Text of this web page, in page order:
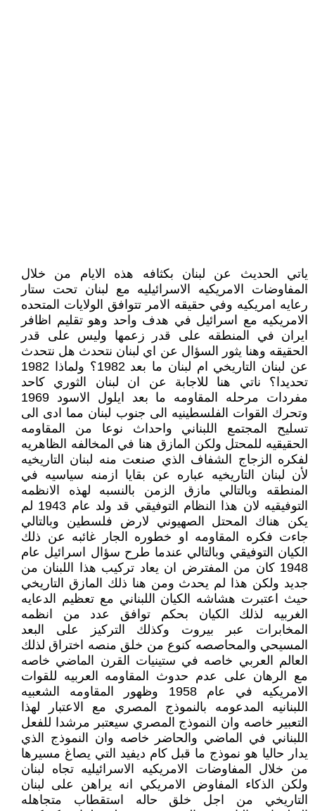
ياتي الحديث عن لبنان بكثافه هذه الايام من خلال
المفاوضات الامريكيه الاسرائيليه مع لبنان تحت ستار
رعايه امريكيه وفي حقيقه الامر تتوافق الولايات المتحده
الامريكيه مع اسرائيل في هدف واحد وهو تقليم اظافر
ايران في المنطقه على قدر زعمها وليس على قدر
الحقيقه وهنا يثور السؤال عن اي لبنان نتحدث هل نتحدث
عن لبنان التاريخي ام لبنان ما بعد 1982؟ ولماذا 1982
تحديدا؟ ناتي هنا للاجابة عن ان لبنان الثوري كاحد
مفردات مرحله المقاومه ما بعد ايلول الاسود 1969
وتحرك القوات الفلسطينيه الى جنوب لبنان مما ادى الى
تسليح المجتمع اللبناني واحداث نوعا من المقاومه
الحقيقيه للمحتل ولكن المازق هنا في المخالفه الظاهريه
لفكره الزجاج الشفاف الذي صنعت منه لبنان التاريخيه
لأن لبنان التاريخيه عباره عن بقايا ازمنه سياسيه في
المنطقه وبالتالي مازق الزمن بالنسبه لهذه الانظمه
التوفيقيه لان هذا النظام التوفيقي قد ولد عام 1943 لم
يكن هناك المحتل الصهيوني لارض فلسطين وبالتالي
جاءت فكره المقاومه او خطوره الجار غائبه عن ذلك
الكيان التوفيقي وبالتالي عندما طرح سؤال اسرائيل عام
1948 كان من المفترض ان يعاد تركيب هذا اللبنان من
جديد ولكن هذا لم يحدث ومن هنا ذلك المازق التاريخي
حيث اعتبرت هشاشه الكيان اللبناني مع تعظيم الدعايه
الغربيه لذلك الكيان بحكم توافق عدد من انظمه
المخابرات عبر بيروت وكذلك التركيز على البعد
المسيحي والمحاصصه كنوع من خلق منصه اختراق لذلك
العالم العربي خاصه في ستينيات القرن الماضي خاصه
مع الرهان على عدم حدوث المقاومه العربيه للقوات
الامريكيه في عام 1958 وظهور المقاومه الشعبيه
اللبنانيه المدعومه بالنموذج المصري مع الاعتبار لهذا
التعبير خاصه وان النموذج المصري سيعتبر مرشدا للفعل
اللبناني في الماضي والحاضر خاصه وان النموذج الذي
يدار حاليا هو نموذج ما قبل كام ديفيد التي يصاغ مسيرها
من خلال المفاوضات الامريكيه الاسرائيليه تجاه لبنان
ولكن الذكاء المفاوض الامريكي انه يراهن على لبنان
التاريخي من اجل خلق حاله استقطاب متجاهله